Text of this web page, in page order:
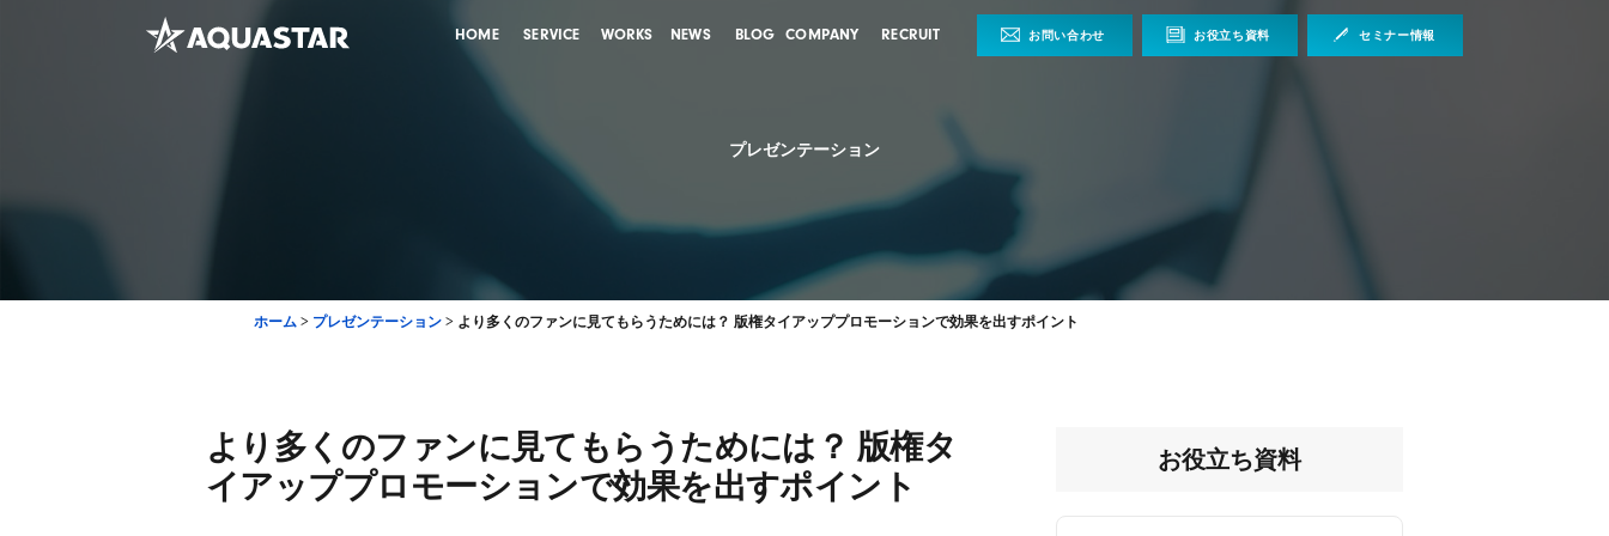
HOME SERVICE WORKS NEWS BLOG COMPANY RECRUIT お問い合わせ お役立ち資料 セミナー情報
プレゼンテーション
ホーム > プレゼンテーション > より多くのファンに見てもらうためには？ 版権タイアッププロモーションで効果を出すポイント
より多くのファンに見てもらうためには？ 版権タ
イアッププロモーションで効果を出すポイント
お役立ち資料